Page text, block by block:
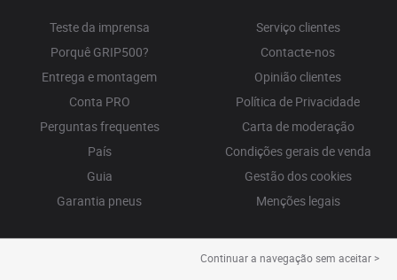
Teste da imprensa
Porquê GRIP500?
Entrega e montagem
Conta PRO
Perguntas frequentes
País
Guia
Garantia pneus
Serviço clientes
Contacte-nos
Opinião clientes
Política de Privacidade
Carta de moderação
Condições gerais de venda
Gestão dos cookies
Menções legais
Continuar a navegação sem aceitar >